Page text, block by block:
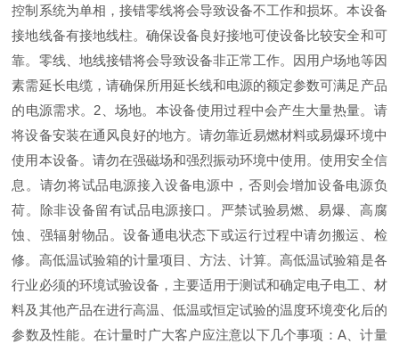
控制系统为单相，接错零线将会导致设备不工作和损坏。本设备
接地线备有接地线柱。确保设备良好接地可使设备比较安全和可
靠。零线、地线接错将会导致设备非正常工作。因用户场地等因
素需延长电缆，请确保所用延长线和电源的额定参数可满足产品
的电源需求。2、场地。本设备使用过程中会产生大量热量。请
将设备安装在通风良好的地方。请勿靠近易燃材料或易爆环境中
使用本设备。请勿在强磁场和强烈振动环境中使用。使用安全信
息。请勿将试品电源接入设备电源中，否则会增加设备电源负
荷。除非设备留有试品电源接口。严禁试验易燃、易爆、高腐
蚀、强辐射物品。设备通电状态下或运行过程中请勿搬运、检
修。高低温试验箱的计量项目、方法、计算。高低温试验箱是各
行业必须的环境试验设备，主要适用于测试和确定电子电工、材
料及其他产品在进行高温、低温或恒定试验的温度环境变化后的
参数及性能。在计量时广大客户应注意以下几个事项：A、计量